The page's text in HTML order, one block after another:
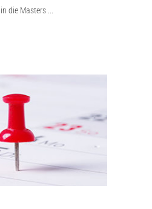
die Masters